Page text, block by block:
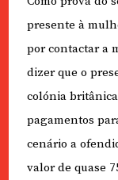
presente à
por contactar a
dizer que o
colónia
pagamentos
cenário a
valor de quase